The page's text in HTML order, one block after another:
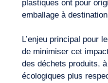
plastiques ont pour
emballage à
L’enjeu principal pour
de minimiser cet
des déchets produits,
écologiques plus